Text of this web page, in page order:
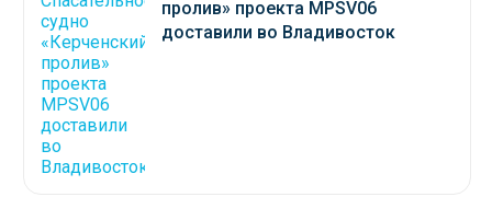
пролив» проекта MPSV06
доставили во Владивосток